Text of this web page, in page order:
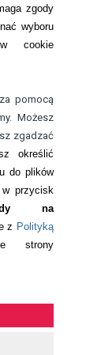
zgody
wyboru
cookie
pomocą
Możesz
zgadzać
określić
do plików
przycisk
na
z Polityką
strony
i płyny